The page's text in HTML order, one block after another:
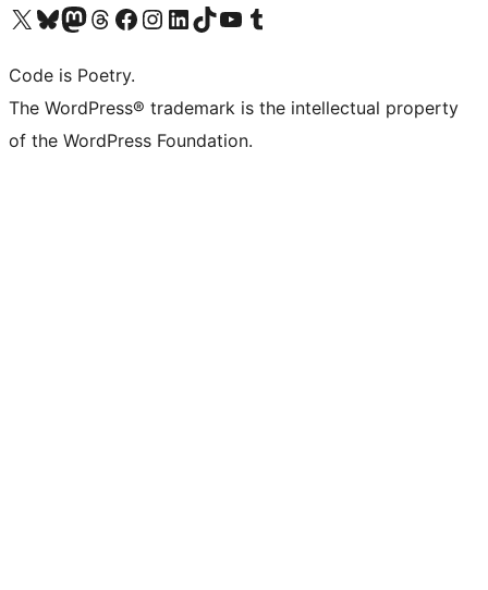
Visita il nostro account X (ex Twitter)
Visita il nostro account Bluesky
Visita il nostro account Mastodon
Visita il nostro account Threads
Visita la nostra pagina Facebook
Visita il nostro account Instagram
Visita il nostro account LinkedIn
Visita il nostro account TikTok
Visita il nostro canale YouTube
Visita il nostro account Tumblr
Code is Poetry.
The WordPress® trademark is the intellectual property
of the WordPress Foundation.